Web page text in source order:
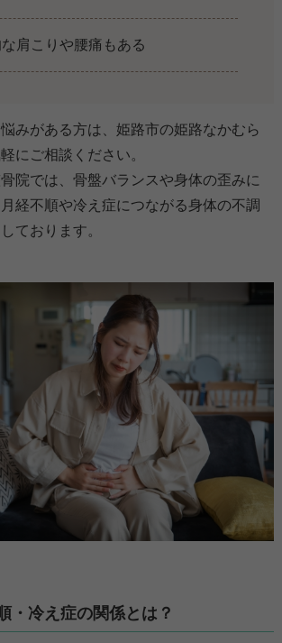
肩こりや腰痛もある
悩みがある方は、姫路市の姫路なかむら
にご相談ください。
院では、骨盤バランスや身体の歪みに
経不順や冷え症につながる身体の不調
ております。
・冷え症の関係とは？